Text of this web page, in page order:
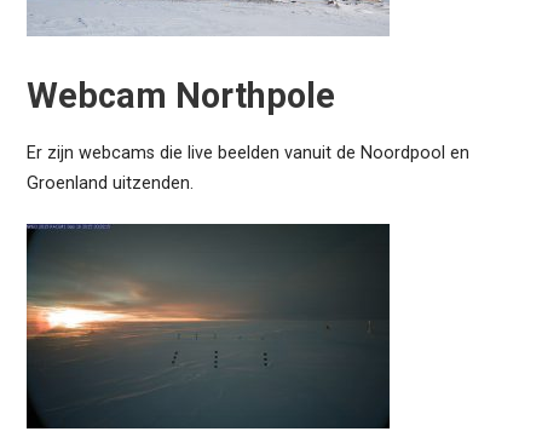
Webcam Northpole
Er zijn webcams die live beelden vanuit de Noordpool en
Groenland uitzenden.